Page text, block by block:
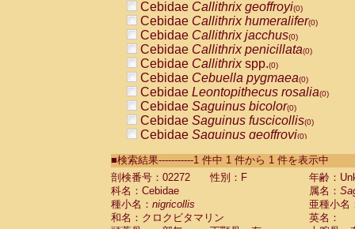
Cebidae Callithrix geoffroyi(0)
Cebidae Callithrix humeralifer(0)
Cebidae Callithrix jacchus(0)
Cebidae Callithrix penicillata(0)
Cebidae Callithrixspp.(0)
Cebidae Cebuella pygmaea(0)
Cebidae Leontopithecus rosalia(0)
Cebidae Saguinus bicolor(0)
Cebidae Saguinus fuscicollis(0)
Cebidae Saguinus geoffroyi(0)
CebidaeSaguinus labiatus(0)
Cebidae Saguinus leucopus (0)
Cebidae
CebidaeSaguinus mystax
CebidaeSaguinus nigricollis (1)
■検索結果-----------1 件中 1 件から 1 件を表示中
剖検番号：02272
性別：F
年齢：
科名：Cebidae
属名：
種小名： nigricollis
亜種小名
和名：クロクビタマリン
英名：